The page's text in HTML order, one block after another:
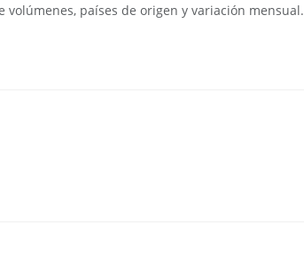
volúmenes, países de origen y variación mensual.